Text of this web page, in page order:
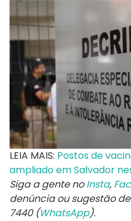
LEIA MAIS: Postos de
ampliado em Salvador
Siga a gente noInsta,
denúncia ou sugestão
7440 (WhatsApp).